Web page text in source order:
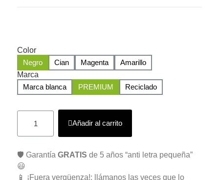
Color
Negro
Cian Magenta
Amarillo
Marca
Marca blanca
PREMIUM Reciclado
Añadir al carrito
🛡️ Garantía GRATIS de 5 años “anti letra pequeña”
😃
📱 ¡Fuera vergüenza!: llámanos las veces que lo